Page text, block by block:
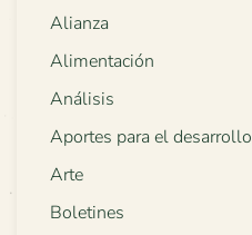
Alianza
Alimentación
Análisis
Aportes para el desarrollo
Arte
Boletines